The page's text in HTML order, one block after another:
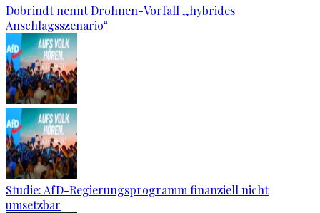
Dobrindt nennt Drohnen-Vorfall „hybrides
Anschlagsszenario“
Studie: AfD-Regierungsprogramm finanziell nicht
umsetzbar